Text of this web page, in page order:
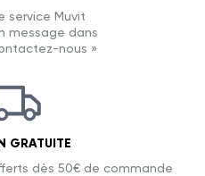
service Muvit
message dans
nous »
GRATUITE
dès 50€ de commande